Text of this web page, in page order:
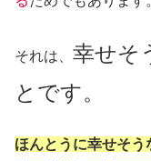
それは、 幸せそ
とです。
ほんとうに幸せそ